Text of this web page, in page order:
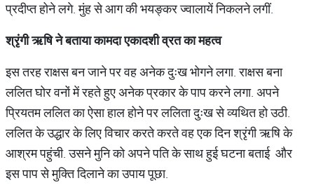
प्रदीप्त होने लगे. मुंह से आग की भयङ्कर ज्वालायें निकलने लगीं.
श्रृंगीऋषिनेबतायाकामदाएकादशीव्रतकामहत्व
इस तरह राक्षस बन जाने पर वह अनेक दुःख भोगने लगा. राक्षस बना
ललित घोर वनों में रहते हुए अनेक प्रकार के पाप करने लगा. अपने
प्रियतम ललित का ऐसा हाल होने पर ललिता दुःख से व्यथित हो उठी.
ललित के उद्धार के लिए विचार करते करते वह एक दिन श्रृंगी ऋषि के
आश्रम पहुंची. उसने मुनि को अपने पति के साथ हुई घटना बताई और
इस पाप से मुक्ति दिलाने का उपाय पूछा.